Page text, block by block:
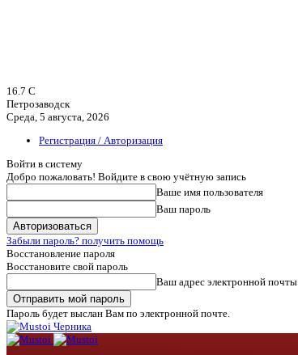
16.7 C
Петрозаводск
Среда, 5 августа, 2026
Регистрация / Авторизация
Войти в систему
Добро пожаловать! Войдите в свою учётную запись
Ваше имя пользователя
Ваш пароль
Забыли пароль? получить помощь
Восстановление пароля
Восстановите свой пароль
Ваш адрес электронной почты
Пароль будет выслан Вам по электронной почте.
Черника